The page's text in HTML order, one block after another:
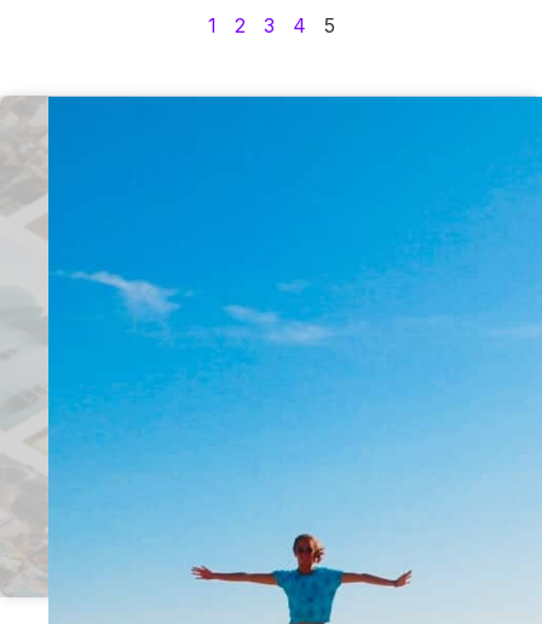
1 2 3 4 5
Suivez moi sur
Instagram pour voir plus
de contenus